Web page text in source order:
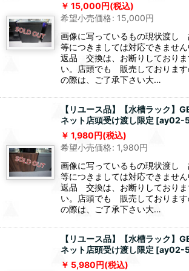
15,000円(税込)
希望小売価格: 15,000円
画像に写っているもの現状渡
等につきましては対応できませ
返品 交換は、お断りしておりま
い。店頭でも 販売しておりま
の際は、ご了承下さい大…
【リユース品】【水槽ラック】
ネット店頭受け渡し限定 [ay02-
1,980円(税込)
希望小売価格: 1,980円
画像に写っているもの現状渡
等につきましては対応できませ
返品 交換は、お断りしておりま
い。店頭でも 販売しておりま
の際は、ご了承下さい大…
【リユース品】【水槽ラック】
ネット店頭受け渡し限定 [ay02-
5,980円(税込)